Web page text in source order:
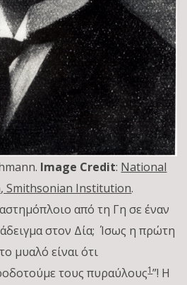
Image Credit: National
Smithsonian Institution.
από τη Γη σε έναν
στον Δία; Ίσως η πρώτη
μυαλό είναι ότι
τους πυραύλους1”! Η